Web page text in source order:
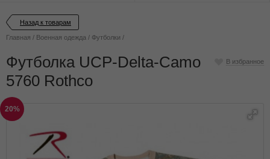
Назад к товарам
Главная / Военная одежда / Футболки /
Футболка UCP-Delta-Camo
5760 Rothco
В избранное
20%